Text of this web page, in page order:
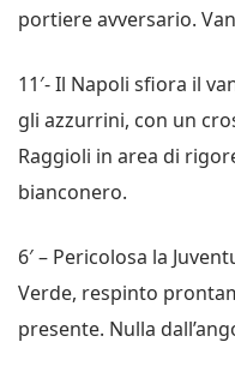
portiere avversario.
11′- Il Napoli sfiora il
gli azzurrini, con un
Raggioli in area di
bianconero.
6′ – Pericolosa la
Verde, respinto
presente. Nulla